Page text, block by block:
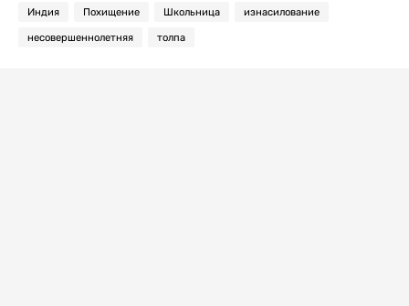
Индия Похищение Школьница изнасилование
несовершеннолетняя толпа